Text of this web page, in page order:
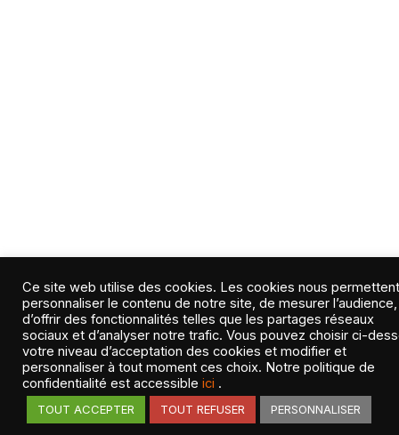
Ce site web utilise des cookies. Les cookies nous
personnaliser le contenu de notre site, de mesurer l’audience,
d’offrir des fonctionnalités telles que les partages réseaux
sociaux et d’analyser notre trafic. Vous pouvez choisir ci-
votre niveau d’acceptation des cookies et modifier et
personnaliser à tout moment ces choix. Notre politique de
confidentialité est accessible ici .
TOUT ACCEPTER TOUT REFUSER PERSONNALISER